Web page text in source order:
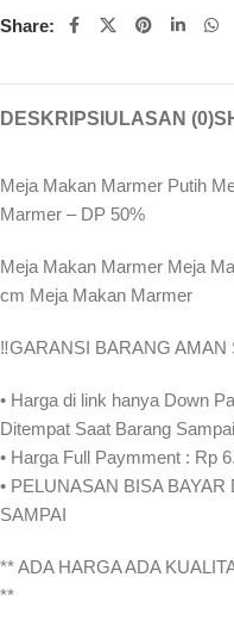
Share:
DESKRIPSI ULASAN (0)
Meja Makan Marmer Putih
Marmer – DP 50%
Meja Makan Marmer Meja
cm Meja Makan Marmer
‼️GARANSI BARANG AMAN
• Harga di link hanya Down
Ditempat Saat Barang Sampai
• Harga Full Paymment : Rp
• PELUNASAN BISA
SAMPAI
** ADA HARGA ADA
**